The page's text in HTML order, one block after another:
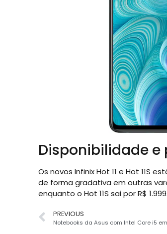
Disponibilidade e
Os novos Infinix Hot 11 e Hot 11S
de forma gradativa em outras
enquanto o Hot 11S sai por R$ 1.999.
PREVIOUS
Notebooks da Asus com Intel Core i5